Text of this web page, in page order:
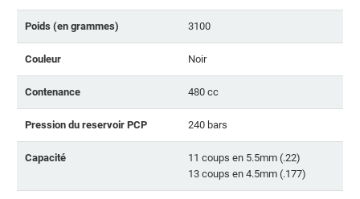
Poids (en grammes) 3100
Couleur Noir
Contenance 480 cc
Pression du reservoir PCP 240 bars
Capacité
11 coups en 5.5mm (.22)
13 coups en 4.5mm (.177)